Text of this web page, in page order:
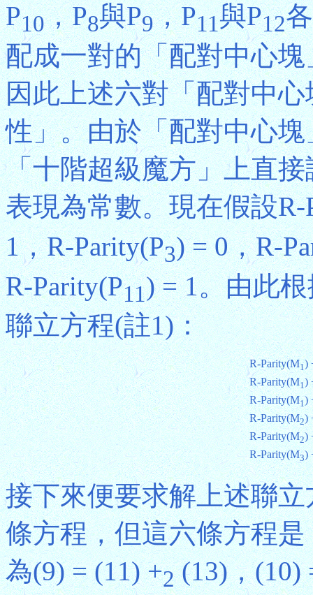
P10，P8與P9，P11與P12
配成一對的「配對中心
因此上述六對「配對中
性」。由於「配對中心
「十階超級魔方」上直
表現為常數。現在假設R-
1，R-Parity(P3) = 0，R-
R-Parity(P11) = 1。由此
聯立方程(註1)：
R-Parity(M1)
R-Parity(M1)
R-Parity(M1)
R-Parity(M2)
R-Parity(M2)
R-Parity(M3)
接下來便要求解上述聯
條方程，但這六條方程
為(9) = (11) +2(13)，(10)